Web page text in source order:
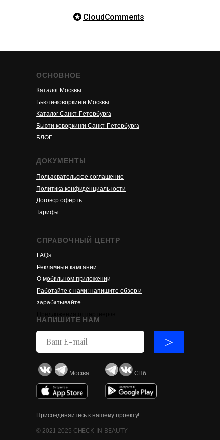
CloudComments
Каталог Москвы
Бьюти-коворкинги Москвы
Каталог Санкт-Петербурга
Бьюти-коворкинги Санкт-Петербурга
БЛОГ
ДОКУМЕНТЫ
Пользовательское соглашение
Политика конфиденциальности
Договор оферты
Тарифы
СПРАВОЧНЫЙ ЦЕНТР
FAQs
Рекламные кампании
О мобильном приложении
Работайте с нами: напишите обзор и
зарабатывайте
© 2021-2025 CHECK-IN-BEAUTY
>
Присоединяйтесь к нашему проекту!
НАПИШИТЕ НАМ
Москва СПб
ОСНОВНОЕ